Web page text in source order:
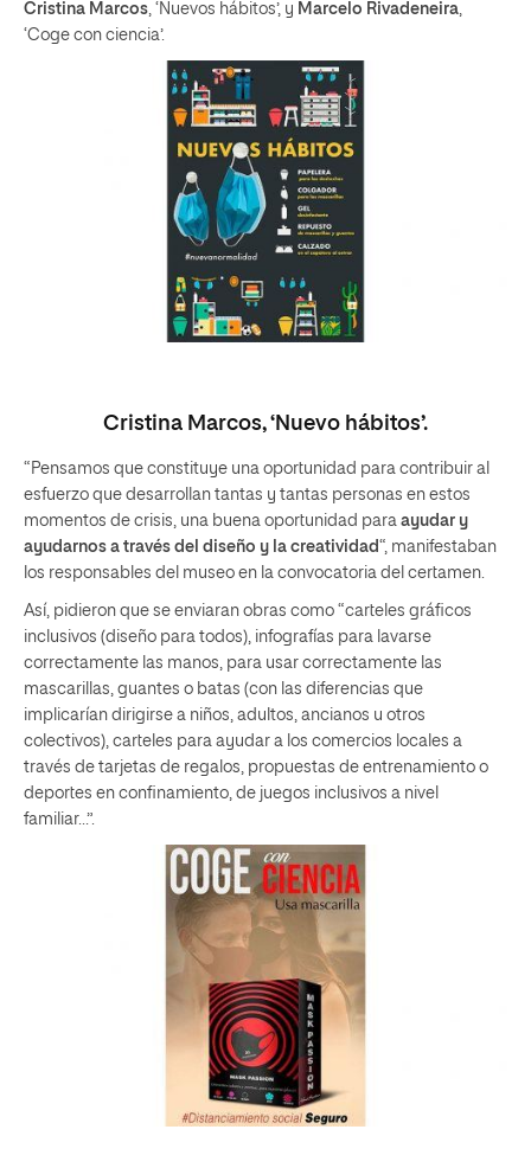
Cristina Marcos, ‘Nuevos hábitos’, y Marcelo Rivadeneira,
‘Coge con ciencia’.
Cristina Marcos, ‘Nuevo hábitos’.
“Pensamos que constituye una oportunidad para contribuir al
esfuerzo que desarrollan tantas y tantas personas en estos
momentos de crisis, una buena oportunidad para ayudar y
ayudarnos a través del diseño y la creatividad“, manifestaban
los responsables del museo en la convocatoria del certamen.
Así, pidieron que se enviaran obras como “carteles gráficos
inclusivos (diseño para todos), infografías para lavarse
correctamente las manos, para usar correctamente las
mascarillas, guantes o batas (con las diferencias que
implicarían dirigirse a niños, adultos, ancianos u otros
colectivos), carteles para ayudar a los comercios locales a
través de tarjetas de regalos, propuestas de entrenamiento o
deportes en confinamiento, de juegos inclusivos a nivel
familiar…”.